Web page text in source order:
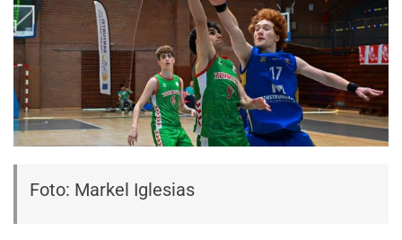
Foto: Markel Iglesias